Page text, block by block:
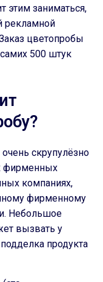
этим заниматься,
рекламной
цветопробы
500 штук
скрупулёзно
фирменных
компаниях,
фирменному
Небольшое
вызвать у
продукта